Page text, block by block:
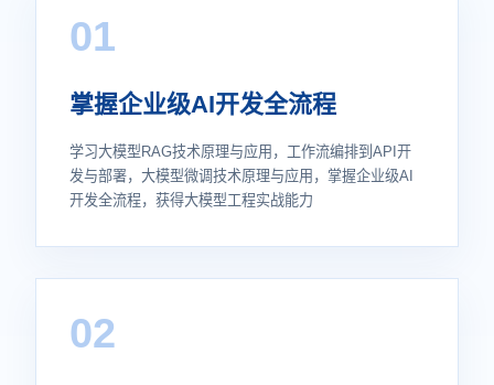
01
掌握企业级AI开发全流程
学习大模型RAG技术原理与应用，工作流编排到API开
发与部署，大模型微调技术原理与应用，掌握企业级AI
开发全流程，获得大模型工程实战能力
02